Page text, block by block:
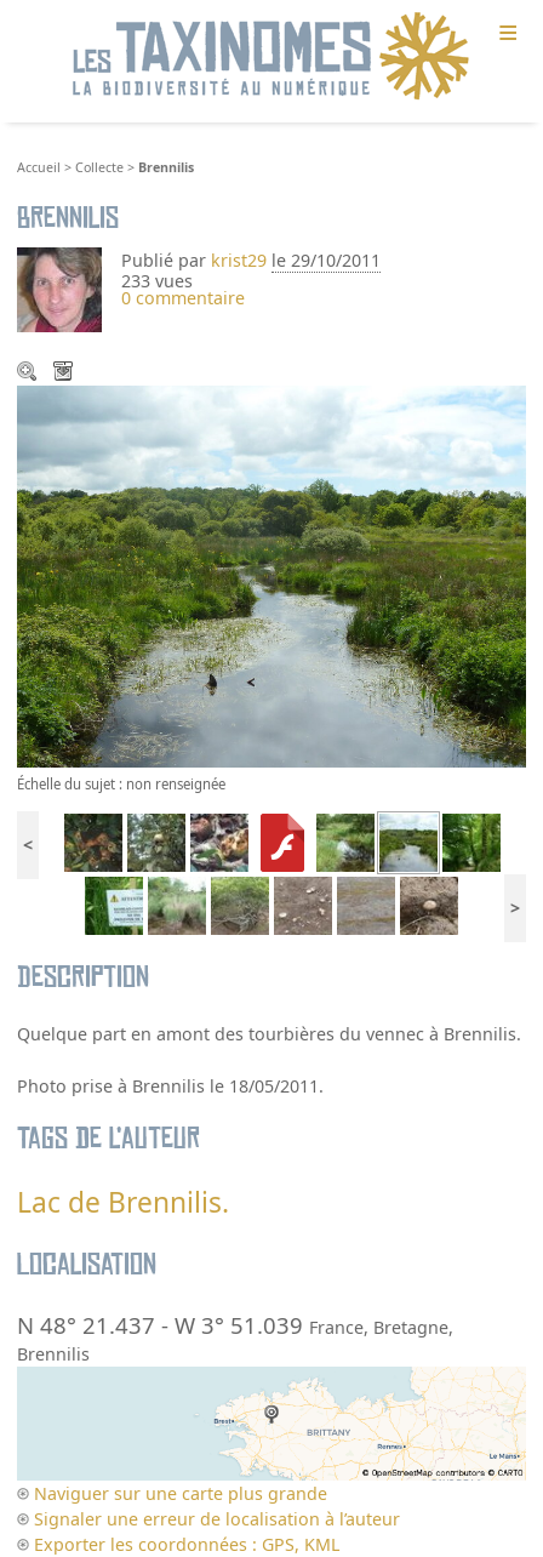
≡
Accueil >Collecte > Brennilis
Brennilis
Publié par krist29 le 29/10/2011
233 vues
0 commentaire
Échelle du sujet : non renseignée
<
>
Description
Quelque part en amont des tourbières du vennec à Brennilis.
Photo prise à Brennilis le 18/05/2011.
Tags de l’auteur
Lac de Brennilis.
Localisation
N 48° 21.437 -W 3° 51.039 France, Bretagne,
Brennilis
Naviguer sur une carte plus grande
Signaler une erreur de localisation à l’auteur
Exporter les coordonnées : GPS, KML